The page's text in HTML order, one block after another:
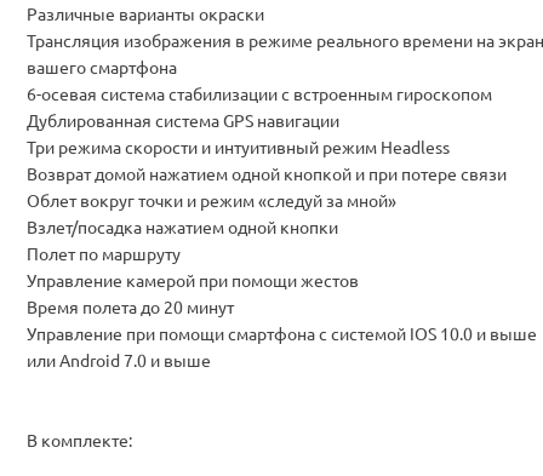
Различные варианты окраски
Трансляция изображения в режиме реального времени на экран
вашего смартфона
6-осевая система стабилизации с встроенным гироскопом
Дублированная система GPS навигации
Три режима скорости и интуитивный режим Headless
Возврат домой нажатием одной кнопкой и при потере связи
Облет вокруг точки и режим «следуй за мной»
Взлет/посадка нажатием одной кнопки
Полет по маршруту
Управление камерой при помощи жестов
Время полета до 20 минут
Управление при помощи смартфона с системой IOS 10.0 и выше
или Android 7.0 и выше
В комплекте: